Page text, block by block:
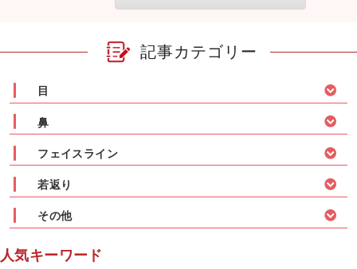
記事カテゴリー
目
鼻
フェイスライン
若返り
その他
人気キーワード